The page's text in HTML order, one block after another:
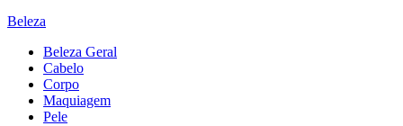
Beleza
Beleza Geral
Cabelo
Corpo
Maquiagem
Pele